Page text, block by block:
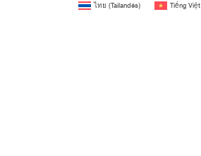
ไทย (Tailandés) Tiếng Việt